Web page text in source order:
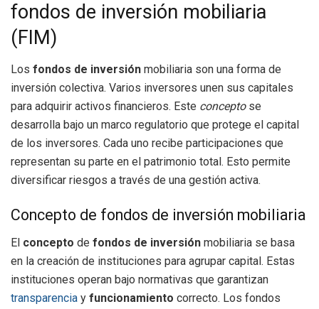
fondos de inversión mobiliaria
(FIM)
Los fondos de inversión mobiliaria son una forma de
inversión colectiva. Varios inversores unen sus capitales
para adquirir activos financieros. Este conceptose
desarrolla bajo un marco regulatorio que protege el capital
de los inversores. Cada uno recibe participaciones que
representan su parte en el patrimonio total. Esto permite
diversificar riesgos a través de una gestión activa.
Concepto de fondos de inversión mobiliaria
El concepto de fondos de inversión mobiliaria se basa
en la creación de instituciones para agrupar capital. Estas
instituciones operan bajo normativas que garantizan
transparencia y funcionamiento correcto. Los fondos